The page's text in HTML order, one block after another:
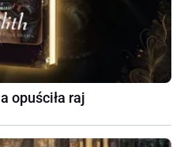
opuściła raj